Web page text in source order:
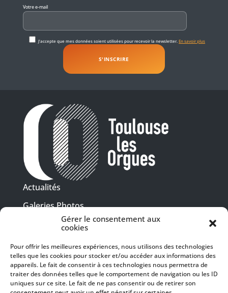
Gérer le consentement aux
cookies
Pour offrir les meilleures expériences, nous utilisons des technologies
telles que les cookies pour stocker et/ou accéder aux informations des
appareils. Le fait de consentir à ces technologies nous permettra de
traiter des données telles que le comportement de navigation ou les ID
uniques sur ce site. Le fait de ne pas consentir ou de retirer son
Votre e-mail
J'accepte que mes données soient utilisées pour recevoir la newsletter.En savoir plus
Actualités
Galeries Photos
Vidéothèque
Programme PDF
Billetterie
Recrutement
Mentions légales